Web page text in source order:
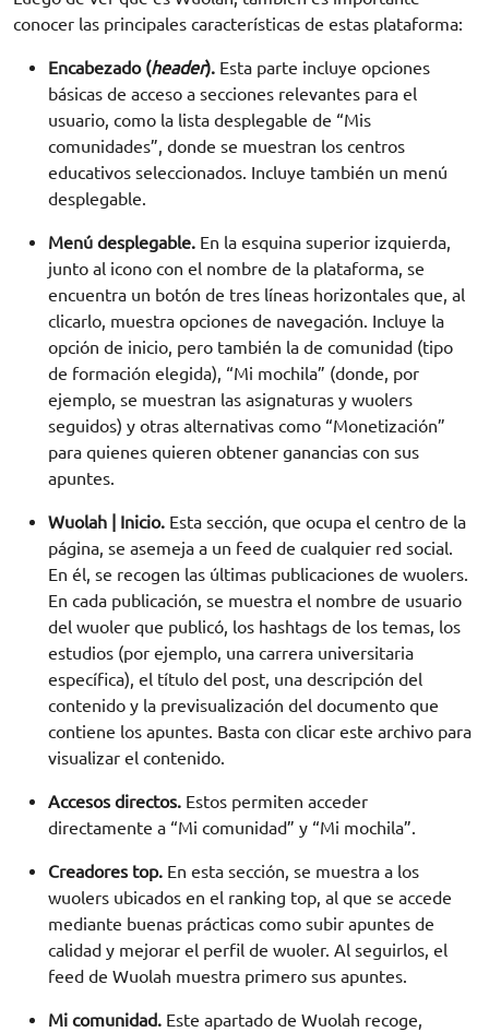
conocer las principales características de estas plataforma:
Encabezado (header). Esta parte incluye opciones
básicas de acceso a secciones relevantes para el
usuario, como la lista desplegable de “Mis
comunidades”, donde se muestran los centros
educativos seleccionados. Incluye también un menú
desplegable.
Menú desplegable. En la esquina superior izquierda,
junto al icono con el nombre de la plataforma, se
encuentra un botón de tres líneas horizontales que, al
clicarlo, muestra opciones de navegación. Incluye la
opción de inicio, pero también la de comunidad (tipo
de formación elegida), “Mi mochila” (donde, por
ejemplo, se muestran las asignaturas y wuolers
seguidos) y otras alternativas como “Monetización”
para quienes quieren obtener ganancias con sus
apuntes.
Wuolah | Inicio. Esta sección, que ocupa el centro de la
página, se asemeja a un feed de cualquier red social.
En él, se recogen las últimas publicaciones de wuolers.
En cada publicación, se muestra el nombre de usuario
del wuoler que publicó, los hashtags de los temas, los
estudios (por ejemplo, una carrera universitaria
específica), el título del post, una descripción del
contenido y la previsualización del documento que
contiene los apuntes. Basta con clicar este archivo para
visualizar el contenido.
Accesos directos. Estos permiten acceder
directamente a “Mi comunidad” y “Mi mochila”.
Creadores top. En esta sección, se muestra a los
wuolers ubicados en el ranking top, al que se accede
mediante buenas prácticas como subir apuntes de
calidad y mejorar el perfil de wuoler. Al seguirlos, el
feed de Wuolah muestra primero sus apuntes.
Mi comunidad. Este apartado de Wuolah recoge,